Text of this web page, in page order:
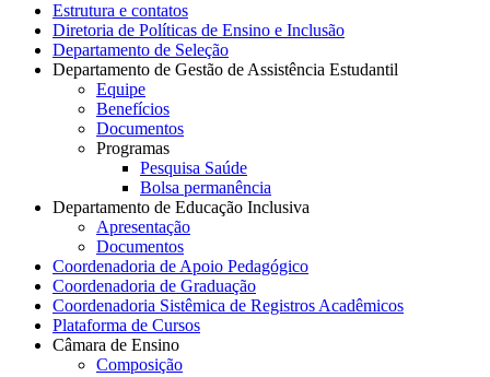
Estrutura e contatos
Diretoria de Políticas de Ensino e Inclusão
Departamento de Seleção
Departamento de Gestão de Assistência Estudantil
Equipe
Benefícios
Documentos
Programas
Pesquisa Saúde
Bolsa permanência
Departamento de Educação Inclusiva
Apresentação
Documentos
Coordenadoria de Apoio Pedagógico
Coordenadoria de Graduação
Coordenadoria Sistêmica de Registros Acadêmicos
Plataforma de Cursos
Câmara de Ensino
Composição